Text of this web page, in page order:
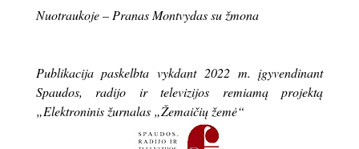
Nuotraukoje – Pranas Montvydas su žmona
Publikacija paskelbta vykdant 2022 m. įgyvendinant
Spaudos, radijo ir televizijos remiamą projektą
„Elektroninis žurnalas „Žemaičių žemė“